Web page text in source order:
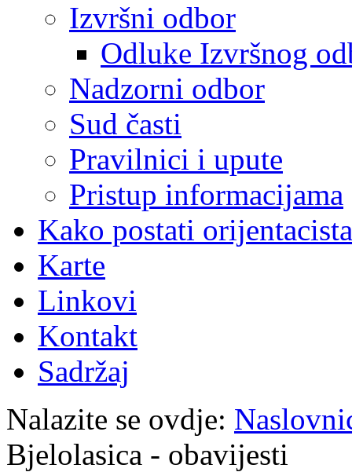
Izvršni odbor
Odluke Izvršnog
Nadzorni odbor
Sud časti
Pravilnici i upute
Pristup informacijama
Kako postati
Karte
Linkovi
Kontakt
Sadržaj
Nalazite se ovdje:
Bjelolasica - obavijesti